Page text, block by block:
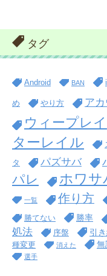
タグ
Android BAN
め やり方 アカ
ウィープレイ
ターレイル
タ パズサバ
パレ
ホワサ
一覧 作り方
勝てない 勝率
処法
序盤 引
種変更
消えた 無
選手